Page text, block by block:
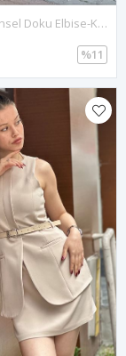
Sıfır Kol Tensel Doku Elbise-Kırmızı
%11